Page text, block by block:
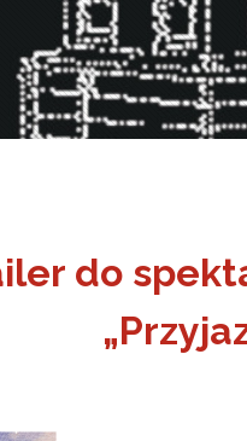
szkoleniowo-grantowe
dostępność instytucji
do